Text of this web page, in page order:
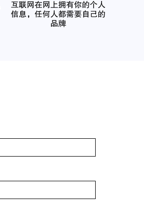
互联网在网上拥有你的个人
信息，任何人都需要自己的
品牌